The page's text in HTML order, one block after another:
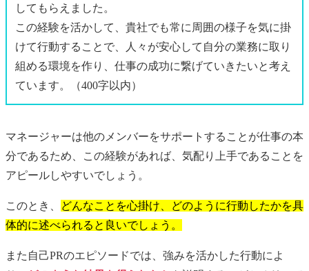
してもらえました。
この経験を活かして、貴社でも常に周囲の様子を気に掛
けて行動することで、人々が安心して自分の業務に取り
組める環境を作り、仕事の成功に繋げていきたいと考え
ています。（400字以内）
マネージャーは他のメンバーをサポートすることが仕事の本
分であるため、この経験があれば、気配り上手であることを
アピールしやすいでしょう。
このとき、
どんなことを心掛け、どのように行動したかを具
体的に述べられると良いでしょう。
また自己PRのエピソードでは、強みを活かした行動によ